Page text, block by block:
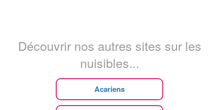
Découvrir nos autres sites sur les
nuisibles...
Acariens